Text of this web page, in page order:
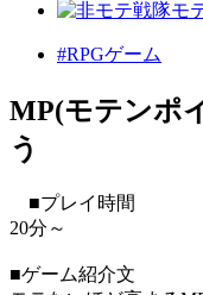
#RPGゲーム
MP(モテンポ
う
■プレイ時間
20分～
■ゲーム紹介文